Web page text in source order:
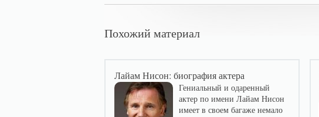
Похожий материал
Лайам Нисон: биография актера
Гениальный и одаренный
актер по имени Лайам Нисон
имеет в своем багаже немало